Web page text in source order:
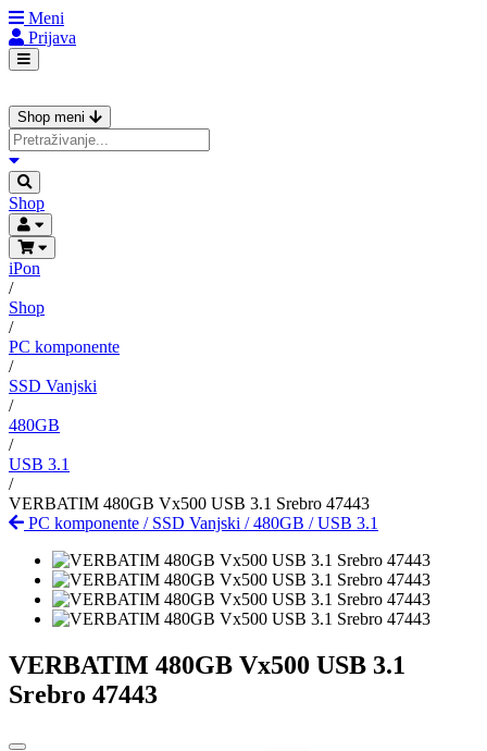
Meni
Prijava
Shop meni
Shop
iPon
/
Shop
/
PC komponente
/
SSD Vanjski
/
480GB
/
USB 3.1
/
VERBATIM 480GB Vx500 USB 3.1 Srebro 47443
PC komponente / SSD Vanjski /480GB /USB 3.1
VERBATIM 480GB Vx500 USB 3.1
Srebro 47443